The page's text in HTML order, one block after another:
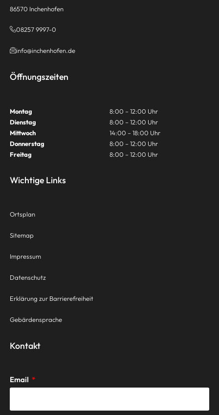
86570 Inchenhofen
08257 9997-0
info@inchenhofen.de
Öffnungszeiten
Montag
8:00 – 12:00 Uhr
Dienstag
8:00 – 12:00 Uhr
Mittwoch
14:00 – 18:00 Uhr
Donnerstag
8:00 – 12:00 Uhr
Freitag
8:00 – 12:00 Uhr
Wichtige Links
Ortsplan
Sitemap
Impressum
Datenschutz
Erklärung zur Barrierefreiheit
Gebärdensprache
Kontakt
Email